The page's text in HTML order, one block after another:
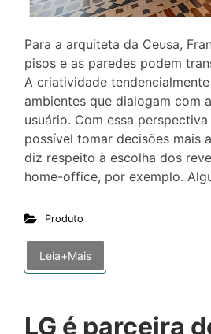
Para a arquiteta da Ceusa,
pisos e as paredes podem
A criatividade
ambientes que dialogam com
usuário. Com essa
possível tomar decisões mais
diz respeito à escolha dos
home-office, por exemplo.
Produto
Leia+Mais
LG é parceira